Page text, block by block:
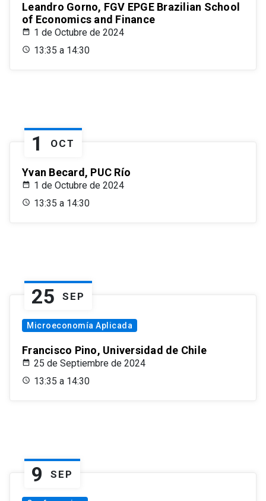
Leandro Gorno, FGV EPGE Brazilian School
of Economics and Finance
1 de Octubre de 2024
13:35 a 14:30
1 OCT
Yvan Becard, PUC Río
1 de Octubre de 2024
13:35 a 14:30
25 SEP
Microeconomía Aplicada
Francisco Pino, Universidad de Chile
25 de Septiembre de 2024
13:35 a 14:30
9 SEP